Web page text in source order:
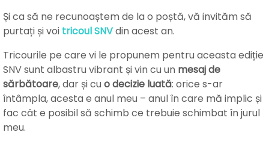
Și ca să ne recunoaștem de la o poștă, vă invităm să
purtați și voi tricoul SNVdin acest an.
Tricourile pe care vi le propunem pentru aceasta ediție
SNV sunt albastru vibrant și vin cu un mesaj de
sărbătoare, dar și cu o decizie luată: orice s-ar
întâmpla, acesta e anul meu – anul în care mă implic și
fac cât e posibil să schimb ce trebuie schimbat în jurul
meu.